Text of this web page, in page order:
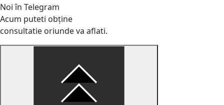
Noi în Telegram
Acum puteti obține
consultatie oriunde va aflati.